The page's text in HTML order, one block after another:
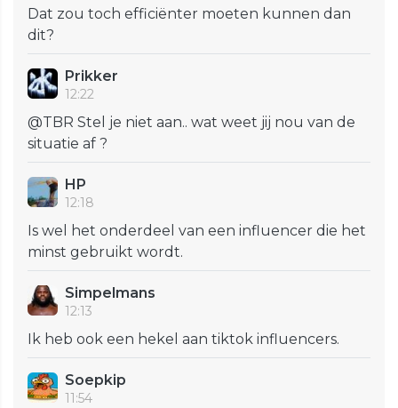
Dat zou toch efficiënter moeten kunnen dan
dit?
Prikker
12:22
@TBR Stel je niet aan.. wat weet jij nou van de
situatie af ?
HP
12:18
Is wel het onderdeel van een influencer die het
minst gebruikt wordt.
Simpelmans
12:13
Ik heb ook een hekel aan tiktok influencers.
Soepkip
11:54